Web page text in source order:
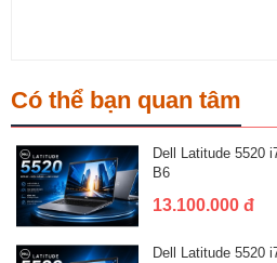
Có thể bạn quan tâm
Dell Latitude 5520
B6
13.100.000 đ
Dell Latitude 5520